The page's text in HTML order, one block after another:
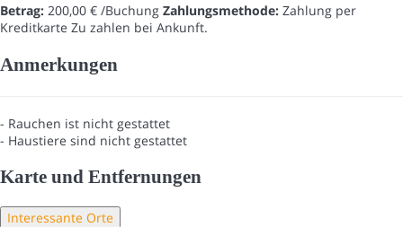
Betrag: 200,00 € /Buchung Zahlungsmethode: Zahlung per
Kreditkarte Zu zahlen bei Ankunft.
Anmerkungen
- Rauchen ist nicht gestattet
- Haustiere sind nicht gestattet
Karte und Entfernungen
Interessante Orte